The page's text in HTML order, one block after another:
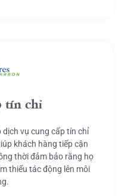
tín chỉ
vụ cung cấp tín chỉ
khách hàng tiếp cận
thời đảm bảo rằng họ
thiểu tác động lên môi